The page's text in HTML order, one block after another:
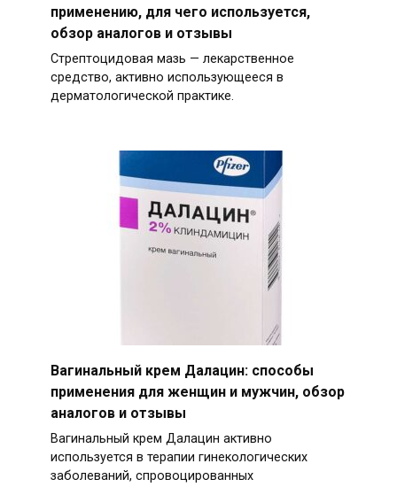
применению, для чего используется,
обзор аналогов и отзывы
Стрептоцидовая мазь — лекарственное
средство, активно использующееся в
дерматологической практике.
Вагинальный крем Далацин: способы
применения для женщин и мужчин, обзор
аналогов и отзывы
Вагинальный крем Далацин активно
используется в терапии гинекологических
заболеваний, спровоцированных